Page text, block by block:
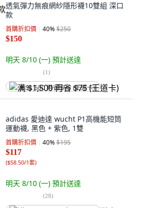
透氣彈力無痕網紗隱形襪10雙組 深口
款
首購折扣價 40%$250
$150
明天 8/10 (一) 預計送達
(1)
满 $1,500 再省 $75 (王道卡)
adidas 愛迪達 wucht P1高機能短筒
運動襪, 黑色 + 紫色, 1雙
首購折扣價 40%$195
$117
($58.50/1套)
明天 8/10 (一) 預計送達
(28)